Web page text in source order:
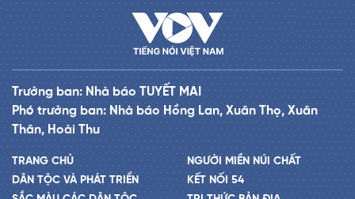
Trưởng ban: Nhà báo TUYẾT MAI
Phó trưởng ban: Nhà báo Hồng Lan, Xuân Thọ, Xuân
Thân, Hoài Thu
TRANG CHỦ
DÂN TỘC VÀ PHÁT TRIỂN
NGƯỜI MIỀN NÚI CHẤT
KẾT NỐI 54